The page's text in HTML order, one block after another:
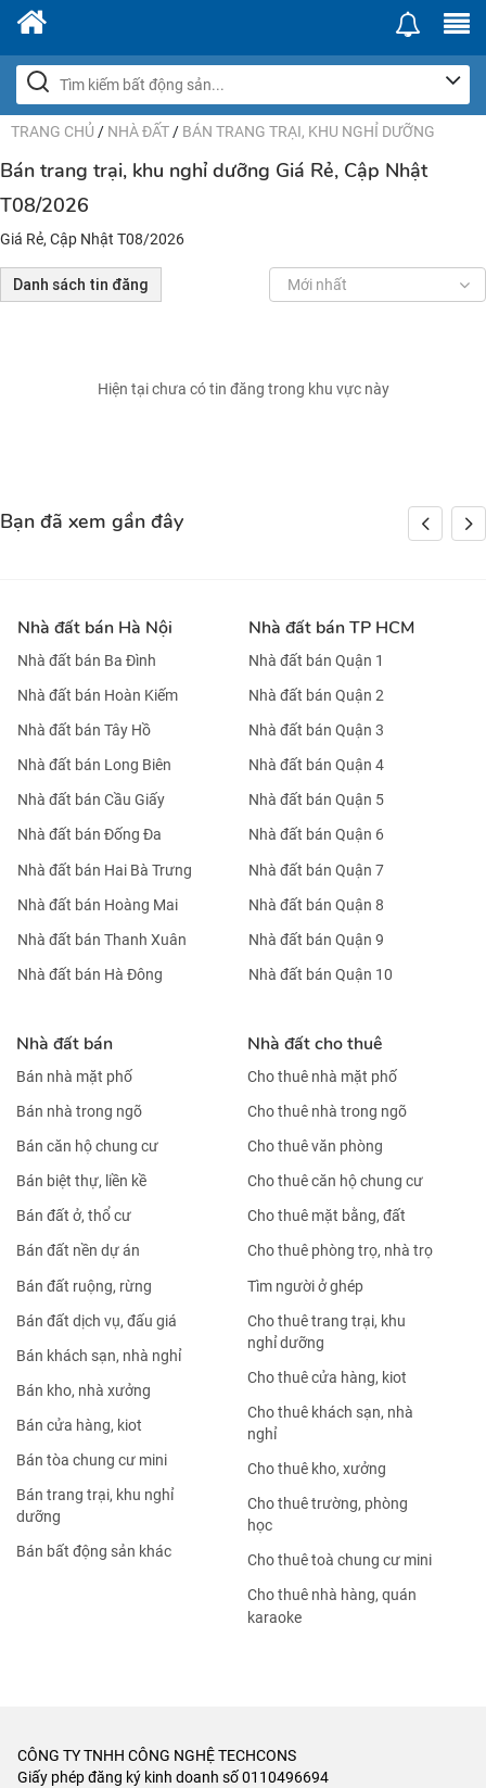
TRANG CHỦ / NHÀ ĐẤT / BÁN TRANG TRẠI, KHU NGHỈ DƯỠNG
Bán trang trại, khu nghỉ dưỡng Giá Rẻ, Cập Nhật
T08/2026
Giá Rẻ, Cập Nhật T08/2026
Danh sách tin đăng Mới nhất
Hiện tại chưa có tin đăng trong khu vực này
Bạn đã xem gần đây
Nhà đất bán Hà Nội
Nhà đất bán Ba Đình
Nhà đất bán Hoàn Kiếm
Nhà đất bán Tây Hồ
Nhà đất bán Long Biên
Nhà đất bán Cầu Giấy
Nhà đất bán Đống Đa
Nhà đất bán Hai Bà Trưng
Nhà đất bán Hoàng Mai
Nhà đất bán Thanh Xuân
Nhà đất bán Hà Đông
Nhà đất bán TP HCM
Nhà đất bán Quận 1
Nhà đất bán Quận 2
Nhà đất bán Quận 3
Nhà đất bán Quận 4
Nhà đất bán Quận 5
Nhà đất bán Quận 6
Nhà đất bán Quận 7
Nhà đất bán Quận 8
Nhà đất bán Quận 9
Nhà đất bán Quận 10
Nhà đất bán
Bán nhà mặt phố
Bán nhà trong ngõ
Bán căn hộ chung cư
Bán biệt thự, liền kề
Bán đất ở, thổ cư
Bán đất nền dự án
Bán đất ruộng, rừng
Bán đất dịch vụ, đấu giá
Bán khách sạn, nhà nghỉ
Bán kho, nhà xưởng
Bán cửa hàng, kiot
Bán tòa chung cư mini
Bán trang trại, khu nghỉ
dưỡng
Bán bất động sản khác
Nhà đất cho thuê
Cho thuê nhà mặt phố
Cho thuê nhà trong ngõ
Cho thuê văn phòng
Cho thuê căn hộ chung cư
Cho thuê mặt bằng, đất
Cho thuê phòng trọ, nhà trọ
Tìm người ở ghép
Cho thuê trang trại, khu
nghỉ dưỡng
Cho thuê cửa hàng, kiot
Cho thuê khách sạn, nhà
nghỉ
Cho thuê kho, xưởng
Cho thuê trường, phòng
học
Cho thuê toà chung cư mini
Cho thuê nhà hàng, quán
karaoke
CÔNG TY TNHH CÔNG NGHỆ TECHCONS
Giấy phép đăng ký kinh doanh số 0110496694